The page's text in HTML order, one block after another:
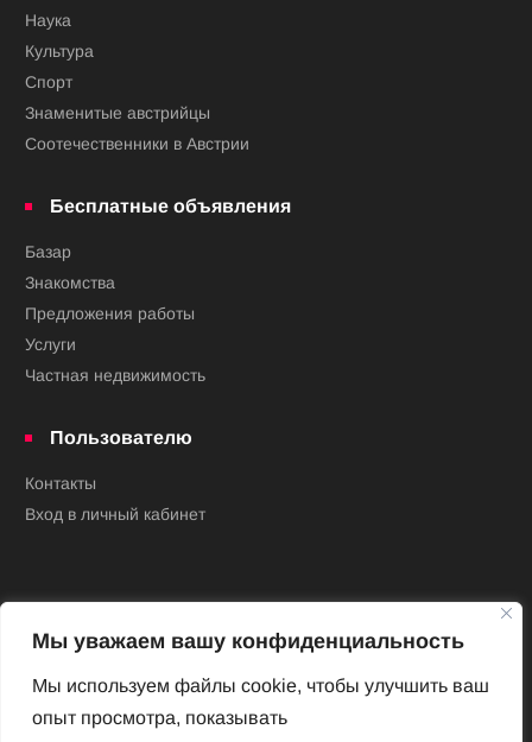
Мы уважаем вашу конфиденциальность
Мы используем файлы cookie, чтобы улучшить ваш
опыт просмотра, показывать
Наука
Культура
Спорт
Знаменитые австрийцы
Соотечественники в Австрии
Бесплатные объявления
Базар
Знакомства
Предложения работы
Услуги
Частная недвижимость
Пользователю
Контакты
Вход в личный кабинет
Новый Венский журнал